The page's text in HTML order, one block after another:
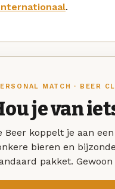
.
MATCH · BEER
je van
Beer koppelt je aan
bieren en
pakket. Gewoon